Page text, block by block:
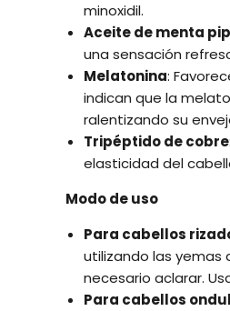
minoxidil.
Aceite de menta
una sensación
Melatonina:
indican que la
ralentizando su
Tripéptido de cobre
elasticidad del
Modo de uso
Para cabellos
utilizando las yemas
necesario aclarar.
Para cabellos